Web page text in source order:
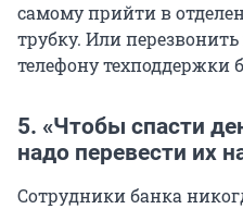
самому прийти в
трубку. Или
телефону техподдержки
5. «Чтобы спасти
надо перевести их
Сотрудники банка